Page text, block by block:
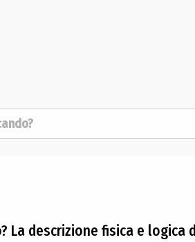
La descrizione fisica e logica